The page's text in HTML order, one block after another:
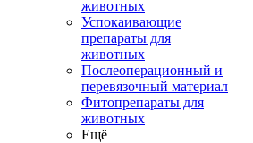
животных
Успокаивающие
препараты для
животных
Послеоперационный и
перевязочный материал
Фитопрепараты для
животных
Ещё